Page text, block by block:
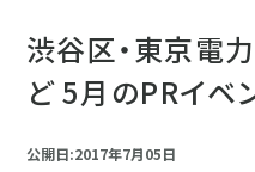
渋谷区・東京電
ど 5月のPRイベ
公開日:2017年7月05日